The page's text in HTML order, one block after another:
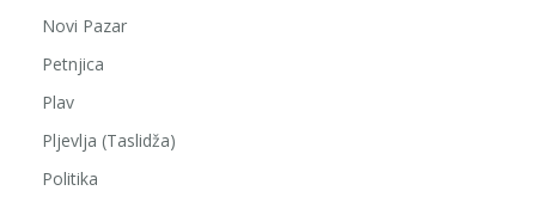
Novi Pazar
Petnjica
Plav
Pljevlja (Taslidža)
Politika